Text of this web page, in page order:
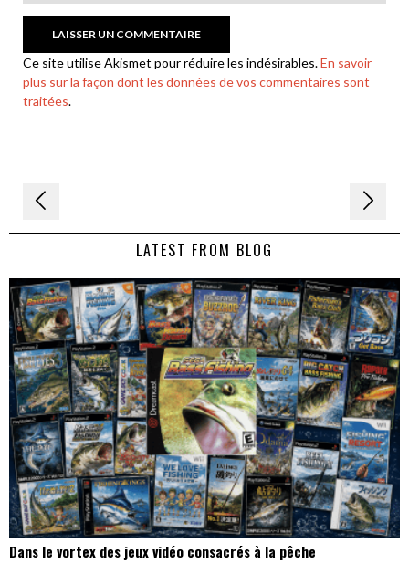
Ce site utilise Akismet pour réduire les indésirables.En savoir
plus sur la façon dont les données de vos commentaires sont
traitées.
Navigation
de LATEST FROM BLOG
Dans le vortex des jeux vidéo consacrés à la pêche